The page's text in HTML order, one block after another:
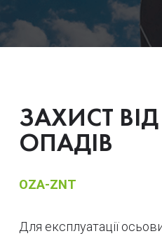
ЗАХИСТ
ОПАДІВ
OZA-ZNT
Для експлуатації